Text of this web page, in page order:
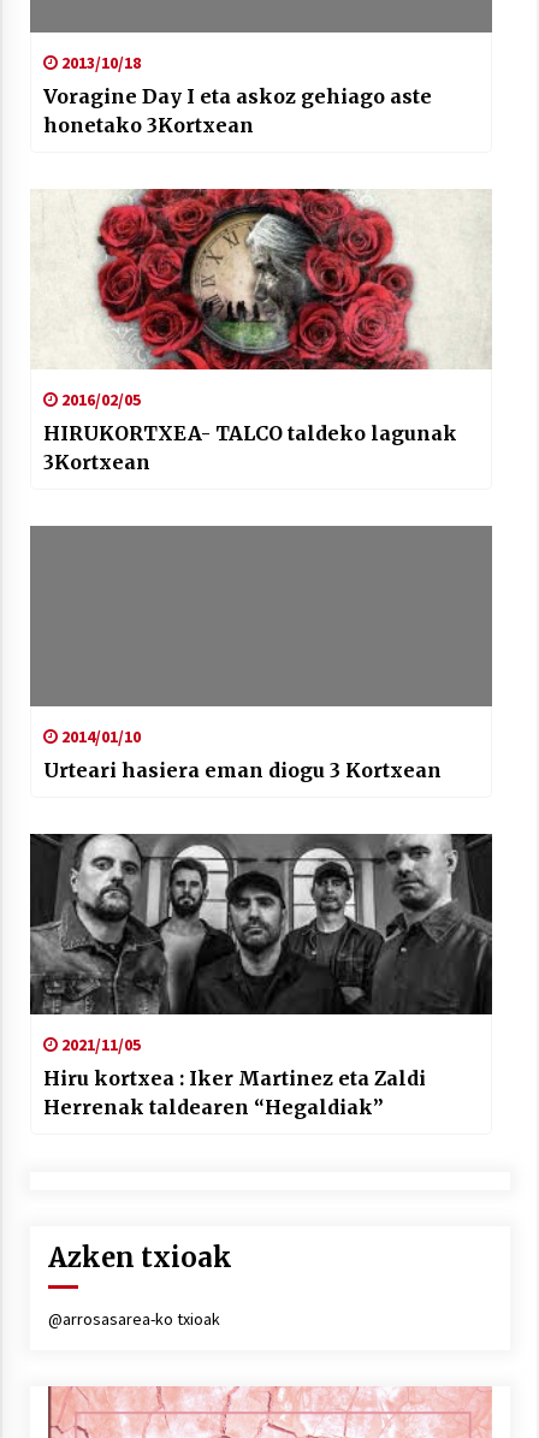
2013/10/18
Voragine Day I eta askoz gehiago aste
honetako 3Kortxean
2016/02/05
HIRUKORTXEA- TALCO taldeko lagunak
3Kortxean
2014/01/10
Urteari hasiera eman diogu 3 Kortxean
2021/11/05
Hiru kortxea : Iker Martinez eta Zaldi
Herrenak taldearen “Hegaldiak”
Azken txioak
@arrosasarea-ko txioak